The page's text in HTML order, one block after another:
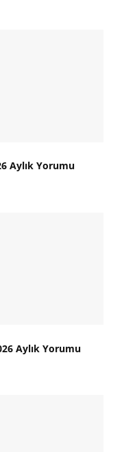
Aylık Yorumu
Aylık Yorumu